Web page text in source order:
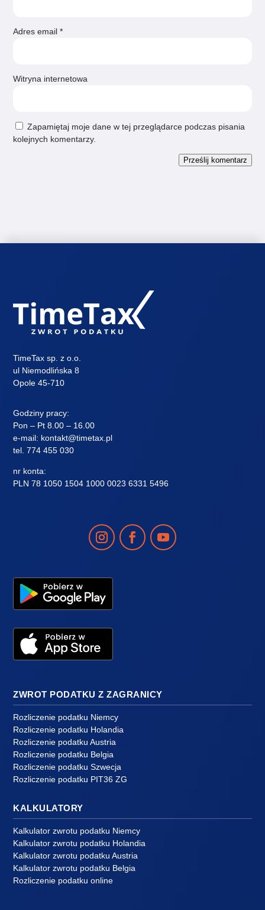
Adres email*
Witryna internetowa
Zapamiętaj moje dane w tej przeglądarce podczas pisania
kolejnych komentarzy.
Prześlij komentarz
TimeTax sp. z o.o.
ul Niemodlińska 8
Opole 45-710
Godziny pracy:
Pon – Pt 8.00 – 16.00
e-mail: kontakt@timetax.pl
tel.774 455 030
nr konta:
PLN 78 1050 1504 1000 0023 6331 5496
ZWROT PODATKU Z ZAGRANICY
Rozliczenie podatku Niemcy
Rozliczenie podatku Holandia
Rozliczenie podatku Austria
Rozliczenie podatku Belgia
Rozliczenie podatku Szwecja
Rozliczenie podatku PIT36 ZG
KALKULATORY
Kalkulator zwrotu podatku Niemcy
Kalkulator zwrotu podatku Holandia
Kalkulator zwrotu podatku Austria
Kalkulator zwrotu podatku Belgia
Rozliczenie podatku online